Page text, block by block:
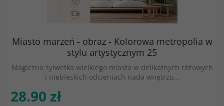
Miasto marzeń - obraz - Kolorowa metropolia w
stylu artystycznym 25
Magiczna sylwetka wielkiego miasta w delikatnych różowych
i niebieskich odcieniach nada wnętrzu…
28.90 zł